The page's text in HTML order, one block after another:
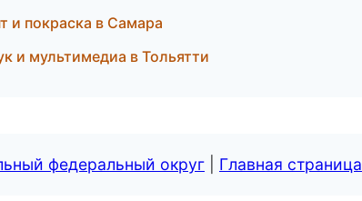
и покраска в Самара
и мультимедиа в Тольятти
федеральный округ Главная страница